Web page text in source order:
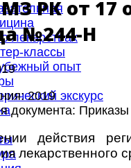
лекарствах
классы
опыт
экскурс
РК от 17
№244-НҚ
2019
документа:
действия
лекарственного